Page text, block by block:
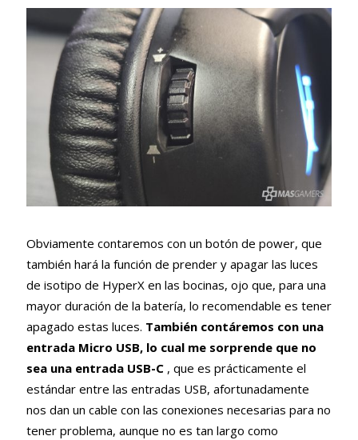
Obviamente contaremos con un botón de power, que
también hará la función de prender y apagar las luces
de isotipo de HyperX en las bocinas, ojo que, para una
mayor duración de la batería, lo recomendable es tener
apagado estas luces. También contáremos con una
entrada Micro USB, lo cual me sorprende que no
sea una entrada USB-C, que es prácticamente el
estándar entre las entradas USB, afortunadamente
nos dan un cable con las conexiones necesarias para no
tener problema, aunque no es tan largo como